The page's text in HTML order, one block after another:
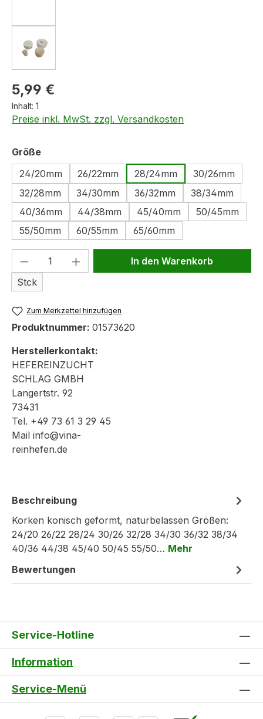
Regulärer Preis:
5,99 €
Inhalt: 1
Preise inkl. MwSt. zzgl. Versandkosten
Größeauswählen
24/20mm
26/22mm 28/24mm
30/26mm
32/28mm
34/30mm 36/32mm
38/34mm
40/36mm
44/38mm 45/40mm
50/45mm
55/50mm
60/55mm 65/60mm
Produkt Anzahl: Gib den
Stck
In den Warenkorb
Zum Merkzettel hinzufügen
Produktnummer: 01573620
Herstellerkontakt:
HEFEREINZUCHT
SCHLAG GMBH
Langertstr. 92
73431
Tel. +49 73 61 3 29 45
Mail info@vina-
reinhefen.de
Beschreibung
Korken konisch geformt, naturbelassen Größen:
24/20 26/22 28/24 30/26 32/28 34/30 36/32 38/34
40/36 44/38 45/40 50/45 55/50… Mehr
Bewertungen
Service-Hotline
Information
Service-Menü